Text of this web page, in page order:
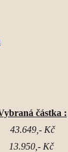
částka :
Kč
Kč